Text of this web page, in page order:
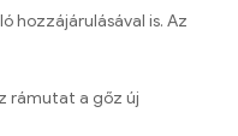
hozzájárulásával is. Az
rámutat a gőz új